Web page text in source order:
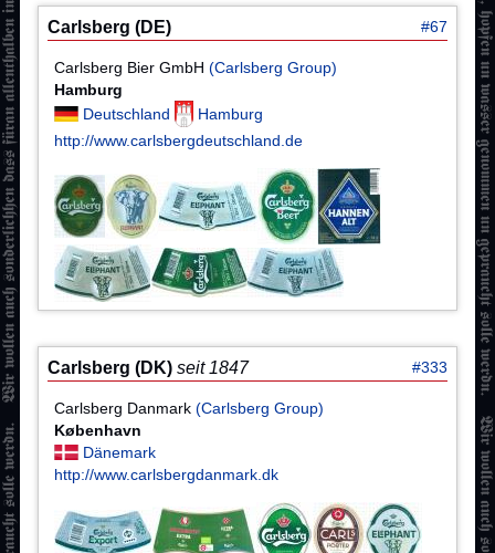
Carlsberg (DE) #67
Carlsberg Bier GmbH(Carlsberg Group)
Hamburg
Deutschland
Hamburg
http://www.carlsbergdeutschland.de
Carlsberg (DK) seit 1847 #333
Carlsberg Danmark(Carlsberg Group)
København
Dänemark
http://www.carlsbergdanmark.dk